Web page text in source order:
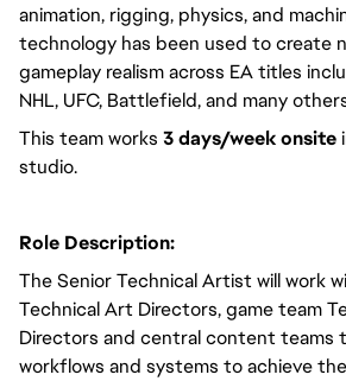
animation, rigging, physics, and
technology has been used to create
gameplay realism across EA titles
NHL, UFC, Battlefield, and many
This team works 3 days/week onsite
studio.
Role Description:
The Senior Technical Artist will work
Technical Art Directors, game team
Directors and central content teams
workflows and systems to achieve